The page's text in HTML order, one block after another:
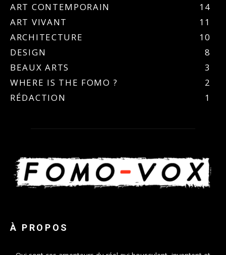
ART CONTEMPORAIN
14
ART VIVANT
11
ARCHITECTURE
10
DESIGN
8
BEAUX ARTS
3
WHERE IS THE FOMO ?
2
RÉDACTION
1
À PROPOS